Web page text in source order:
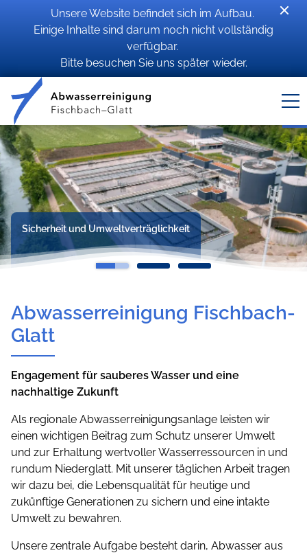
Unsere Website befindet sich im Aufbau.
Einige Inhalte sind darum noch nicht vollständig
verfügbar.
Bitte besuchen Sie uns später wieder.
Sicherheit und Umweltverträglichkeit
Abwasserreinigung Fischbach-
Glatt
Engagement für sauberes Wasser und eine
nachhaltige Zukunft
Als regionale Abwasserreinigungsanlage leisten wir
einen wichtigen Beitrag zum Schutz unserer Umwelt
und zur Erhaltung wertvoller Wasserressourcen in und
rundum Niederglatt. Mit unserer täglichen Arbeit tragen
wir dazu bei, die Lebensqualität für heutige und
zukünftige Generationen zu sichern und eine intakte
Umwelt zu bewahren.
Unsere zentrale Aufgabe besteht darin, Abwasser aus